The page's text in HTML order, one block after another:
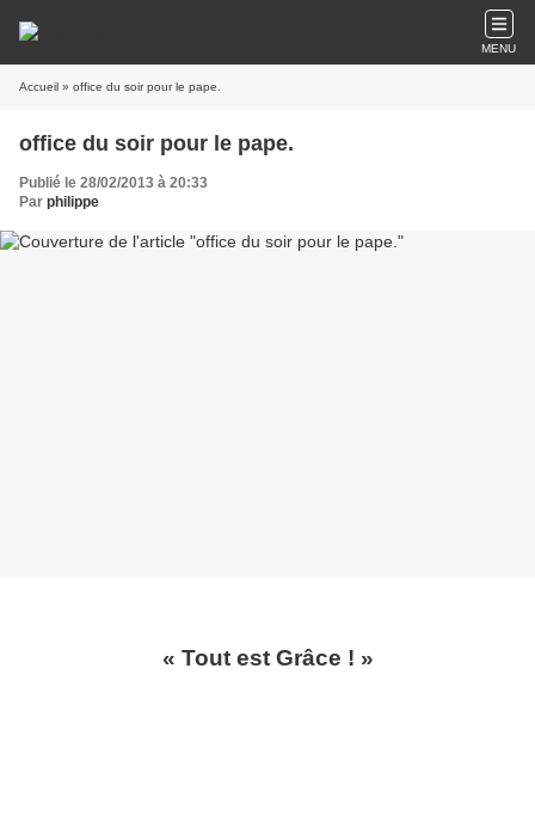
MENU
Accueil » office du soir pour le pape.
office du soir pour le pape.
Publié le 28/02/2013 à 20:33
Par philippe
« Tout est Grâce ! »